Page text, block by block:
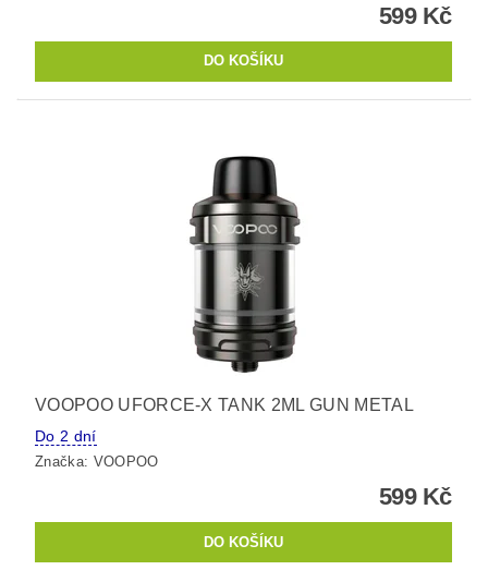
599 Kč
VOOPOO UFORCE-X TANK 2ML GUN METAL
Do 2 dní
Značka: VOOPOO
599 Kč